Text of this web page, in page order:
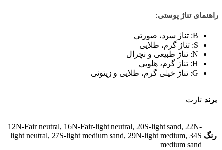
راهنمای تناژ پوستی:
B: تناژ سرد، صورتی
S: تناژ گرم، طلایی
N: تناژ طبیعی و نچرال
H: تناژ گرم، هلویی
G: تناژ خیلی گرم، طلایی و زیتونی
برند تارت
رنگ
12N-Fair neutral, 16N-Fair-light neutral, 20S-light sand, 22N-
light neutral, 27S-light medium sand, 29N-light medium, 34S
medium sand